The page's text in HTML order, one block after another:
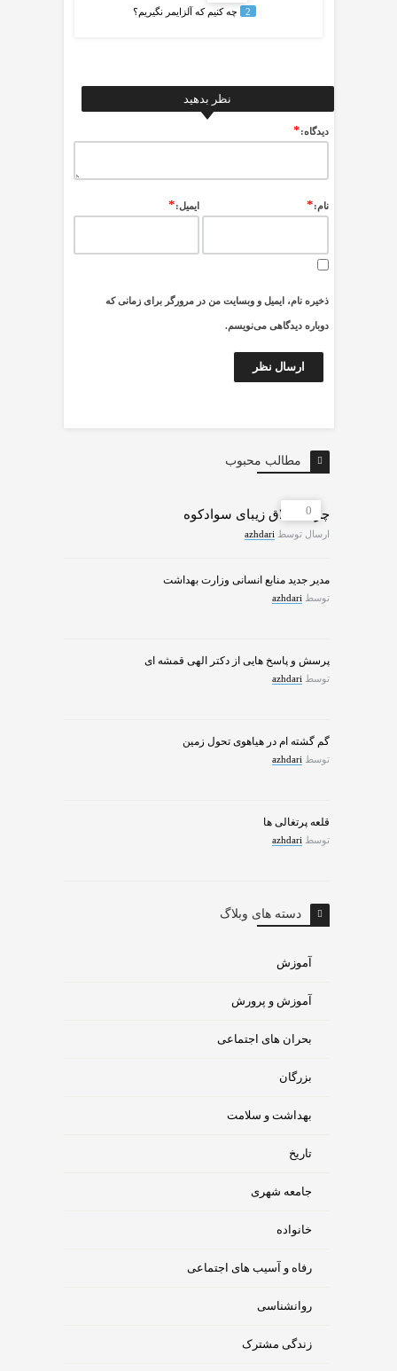
2 چه کنیم که آلزایمر نگیریم؟
نظر بدهید
ديدگاه:*
نام:* ایمیل:*
ذخیره نام، ایمیل و وبسایت من در مرورگر برای زمانی که
دوباره دیدگاهی می‌نویسم.
مطالب محبوب
0
چرات ییلاق زیبای سوادکوه
ارسال توسط azhdari
مدیر جدید منابع انسانی وزارت بهداشت
توسط azhdari
پرسش و پاسخ هایی از دکتر الهی قمشه ای
توسط azhdari
گم گشته ام در هیاهوی تحول زمین
توسط azhdari
قلعه پرتغالی ها
توسط azhdari
دسته های وبلاگ
آموزش
آموزش و پرورش
بحران های اجتماعی
بزرگان
بهداشت و سلامت
تاریخ
جامعه شهری
خانواده
رفاه و آسیب های اجتماعی
روانشناسی
زندگی مشترک